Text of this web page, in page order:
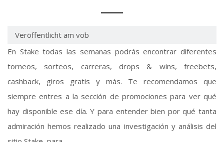
Veröffentlicht am vob
En Stake todas las semanas podrás encontrar diferentes
torneos, sorteos, carreras, drops & wins, freebets,
cashback, giros gratis y más. Te recomendamos que
siempre entres a la sección de promociones para ver qué
hay disponible ese día. Y para entender bien por qué tanta
admiración hemos realizado una investigación y análisis del